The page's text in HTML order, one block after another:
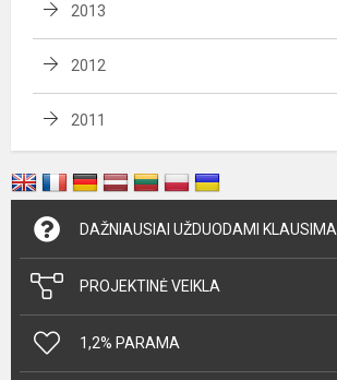
2013
2012
2011
DAŽNIAUSIAI UŽDUODAMI KLAUSIMAI
PROJEKTINĖ VEIKLA
1,2% PARAMA